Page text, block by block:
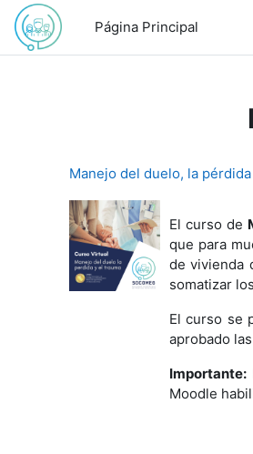
Saltar al contenido principal
Página Principal
Manejo del duelo, la
El curso de
que para
de vivienda
somatizar
El curso se
aprobado
Importante:
Moodle